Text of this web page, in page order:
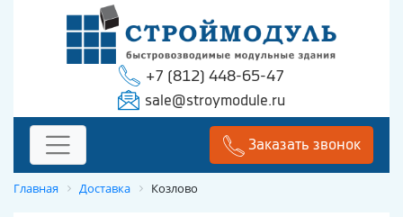
+7 (812) 448-65-47
sale@stroymodule.ru
Заказать звонок
Главная Доставка Козлово